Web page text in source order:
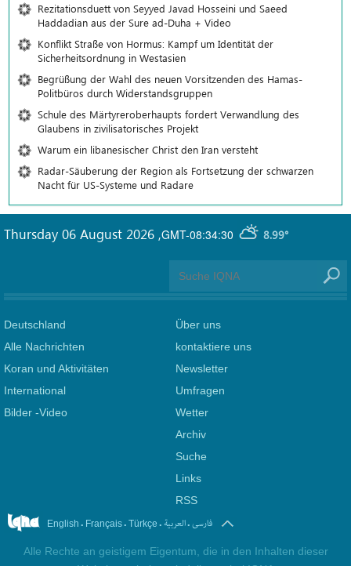
Rezitationsduett von Seyyed Javad Hosseini und Saeed
Haddadian aus der Sure ad-Duha + Video
Konflikt Straße von Hormus: Kampf um Identität der
Sicherheitsordnung in Westasien
Begrüßung der Wahl des neuen Vorsitzenden des Hamas-
Politbüros durch Widerstandsgruppen
Schule des Märtyreroberhaupts fordert Verwandlung des
Glaubens in zivilisatorisches Projekt
Warum ein libanesischer Christ den Iran versteht
Radar-Säuberung der Region als Fortsetzung der schwarzen
Nacht für US-Systeme und Radare
GMT-08:34:30 8.99°
Thursday 06 August 2026 ,
Deutschland
Alle Nachrichten
Koran und Aktivitäten
International
Bilder -Video
Über uns
kontaktiere uns
Newsletter
Umfragen
Wetter
Archiv
Suche
Links
RSS
English . Français. Türkçe . العربیة.فارسی
Alle Rechte an geistigem Eigentum, die in den Inhalten dieser